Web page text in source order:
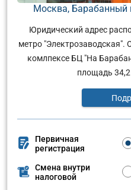
Москва, Барабанный
Юридический адрес
метро
комлпексе БЦ "На
площадь
Первичная
регистрация
Смена внутри
налоговой